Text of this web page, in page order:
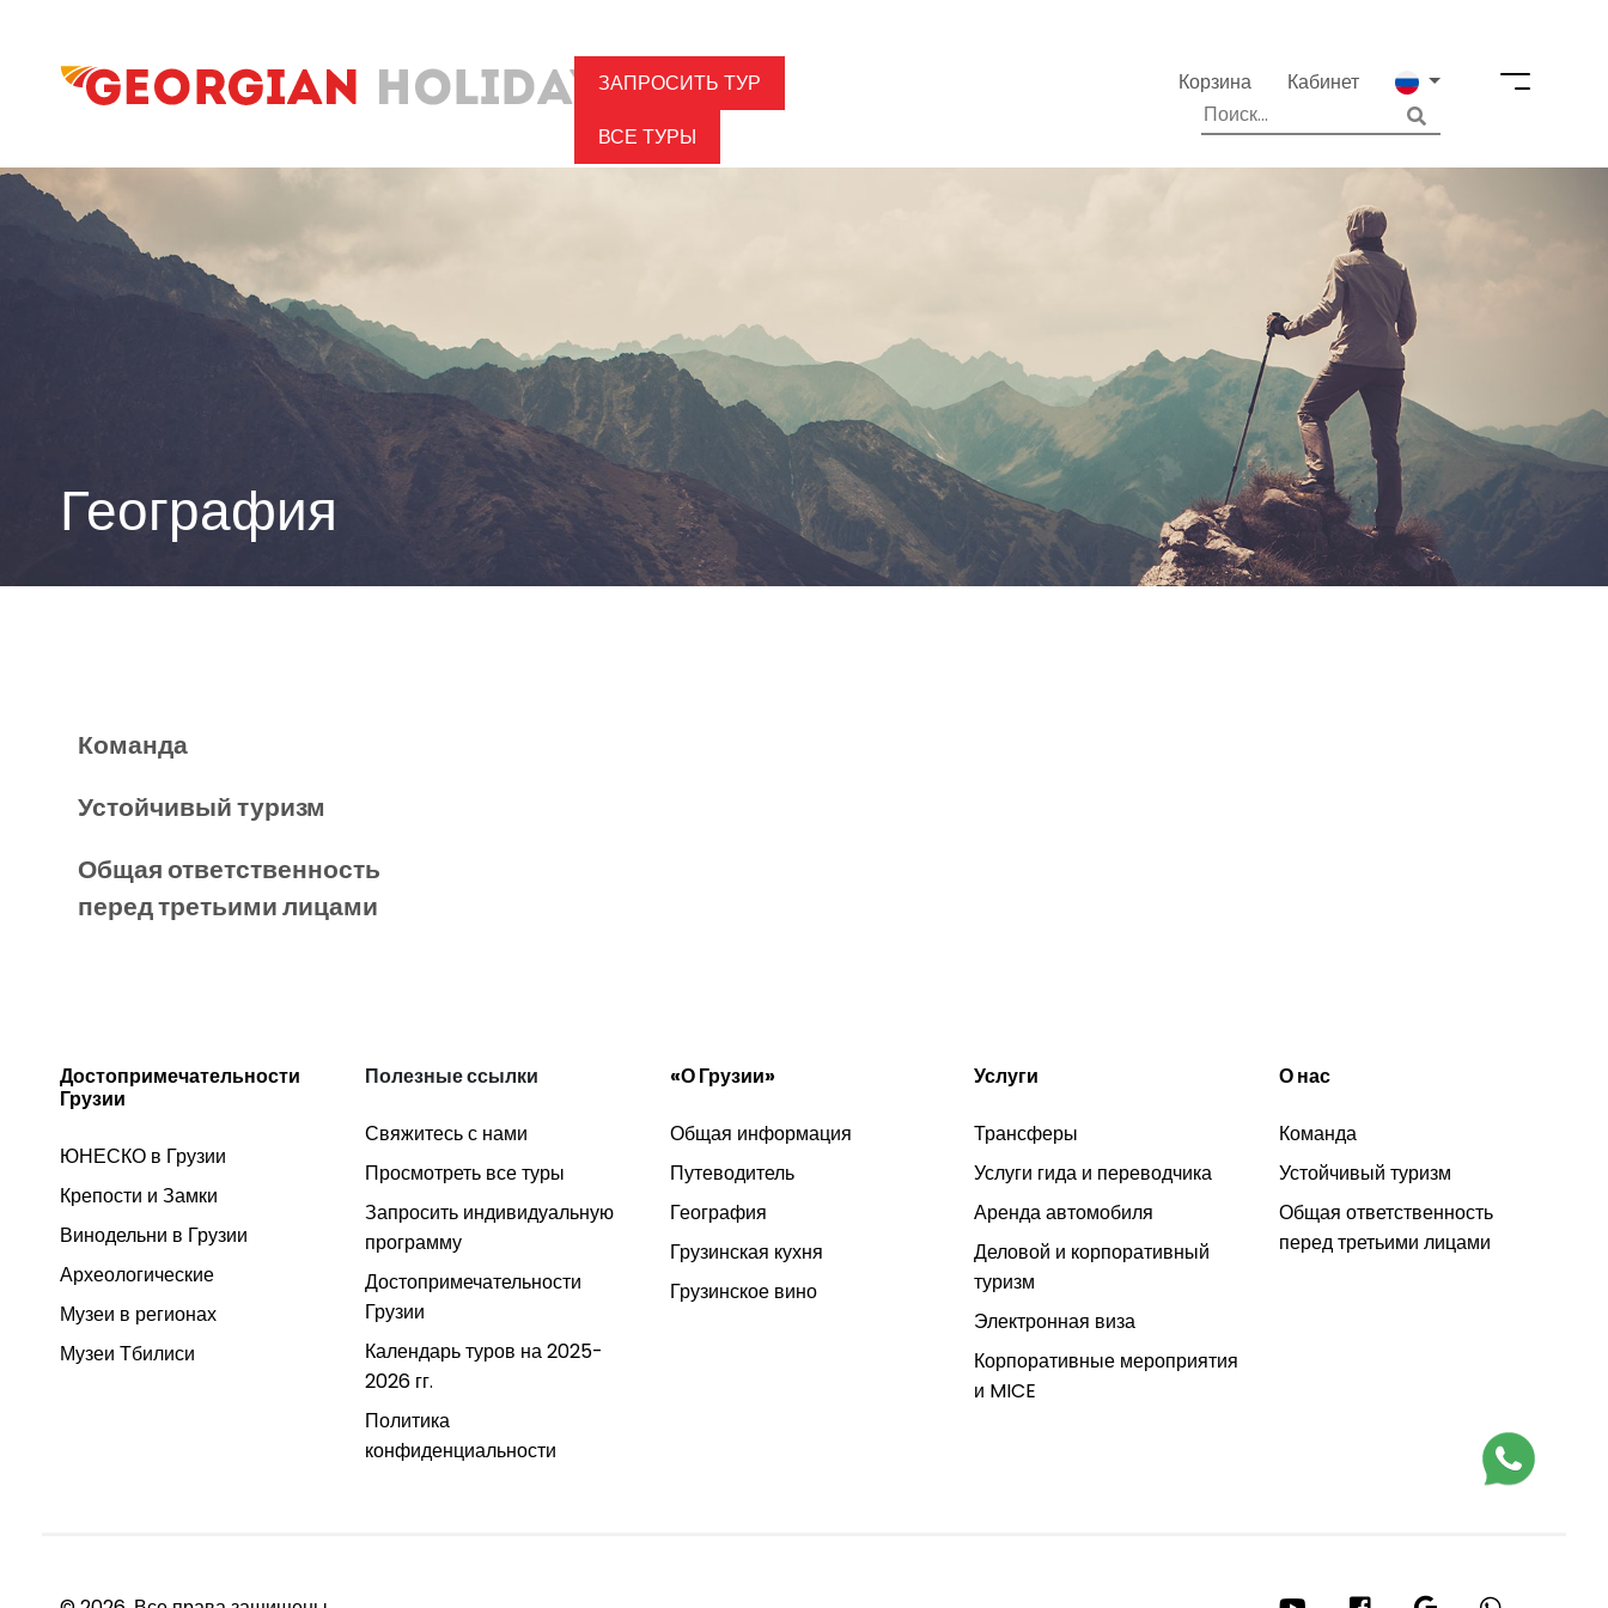
ЗАПРОСИТЬ ТУР
ВСЕ ТУРЫ
Кабинет
Корзина
География
Команда
Устойчивый туризм
Общая ответственность
перед третьими лицами
Достопримечательности
Грузии
ЮНЕСКО в Грузии
Крепости и Замки
Винодельни в Грузии
Археологические
Музеи в регионах
Музеи Тбилиси
Полезные ссылки
Свяжитесь с нами
Просмотреть все туры
Запросить индивидуальную
программу
Достопримечательности
Грузии
Календарь туров на 2025-
2026 гг.
Политика
конфиденциальности
«О Грузии»
Общая информация
Путеводитель
География
Грузинская кухня
Грузинское вино
Услуги
Трансферы
Услуги гида и переводчика
Аренда автомобиля
Деловой и корпоративный
туризм
Электронная виза
Корпоративные мероприятия
и MICE
О нас
Команда
Устойчивый туризм
Общая ответственность
перед третьими лицами